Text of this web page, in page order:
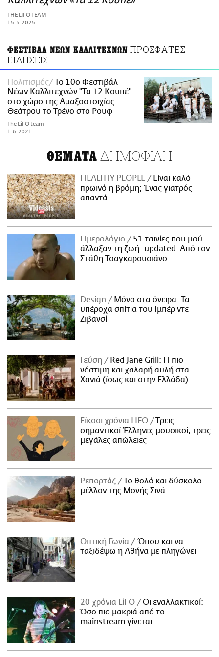
ΑΜΠΑ
PRINT
THE LIFO TEAM
15.5.2025
ΦΕΣΤΙΒΑΛ ΝΕΩΝ ΚΑΛΛΙΤΕΧΝΩΝ ΠΡΟΣΦΑΤΕΣ
ΕΙΔΗΣΕΙΣ
Πολιτισμός
Το 10ο Φεστιβάλ
Νέων Καλλιτεχνών "Τα 12 Κουπέ"
στο χώρο της Αμαξοστοιχίας-
Θεάτρου το Τρένο στο Ρουφ
The LiFO team
1.6.2021
ΘΕΜΑΤΑ ΔΗΜΟΦΙΛΗ
HEALTHY PEOPLE
Είναι καλό
πρωινό η βρόμη; Ένας γιατρός
απαντά
Ημερολόγιο
51 ταινίες που μού
άλλαξαν τη ζωή- updated. Aπό τον
Στάθη Τσαγκαρουσιάνο
Design
Μόνο στα όνειρα: Τα
υπέροχα σπίτια του Ιμπέρ ντε
Ζιβανσί
Γεύση
Red Jane Grill: Η πιο
νόστιμη και χαλαρή αυλή στα
Χανιά (ίσως και στην Ελλάδα)
Είκοσι χρόνια LIFO
Tρεις
σημαντικοί Έλληνες μουσικοί, τρεις
μεγάλες απώλειες
Ρεπορτάζ
Το θολό και δύσκολο
μέλλον της Μονής Σινά
Οπτική Γωνία
Όπου και να
ταξιδέψω η Αθήνα με πληγώνει
20 χρόνια LiFO
Οι εναλλακτικοί:
Όσο πιο μακριά από το
mainstream γίνεται